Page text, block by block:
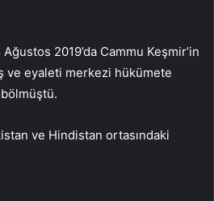
2019’da Cammu Keşmir’in
ve eyaleti merkezi hükümete
ve Hindistan ortasındaki